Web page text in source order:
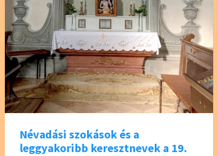
Névadási szokások és a
leggyakoribb keresztnevek a 19.